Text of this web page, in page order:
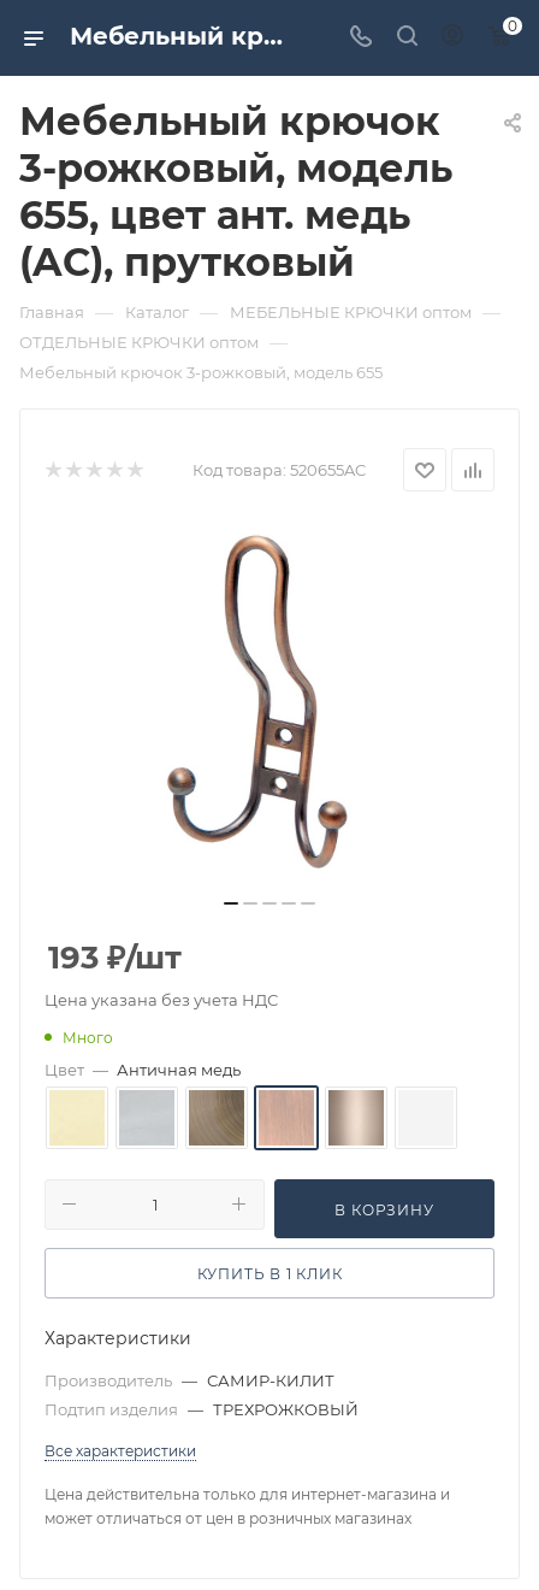
Мебельный крючок 3-рожковый, модель 655, цвет ант. медь (AC), прутковый. Дверная и мебельная фурнитура САМИР-КИЛИТ | Оптовые поставки 0
Мебельный крючок
3-рожковый, модель
655, цвет ант. медь
(AC), прутковый
Главная — Каталог — МЕБЕЛЬНЫЕ КРЮЧКИ оптом —
ОТДЕЛЬНЫЕ КРЮЧКИ оптом —
Мебельный крючок 3-рожковый, модель 655
Код товара: 520655AC
193 ₽/шт
Цена указана без учета НДС
Много
Цвет — Античная медь
В КОРЗИНУ
КУПИТЬ В 1 КЛИК
Характеристики
Производитель — САМИР-КИЛИТ
Подтип изделия — ТРЕХРОЖКОВЫЙ
Все характеристики
Цена действительна только для интернет-магазина и
может отличаться от цен в розничных магазинах